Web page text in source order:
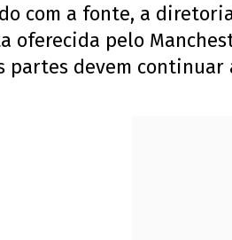
com a fonte, a
oferecida pelo
partes devem continuar